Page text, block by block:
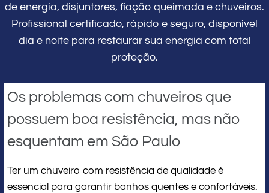
de energia, disjuntores, fiação queimada e chuveiros.
Profissional certificado, rápido e seguro, disponível
dia e noite para restaurar sua energia com total
proteção.
Os problemas com chuveiros que
possuem boa resistência, mas não
esquentam em São Paulo
Ter um chuveiro com resistência de qualidade é
essencial para garantir banhos quentes e confortáveis.